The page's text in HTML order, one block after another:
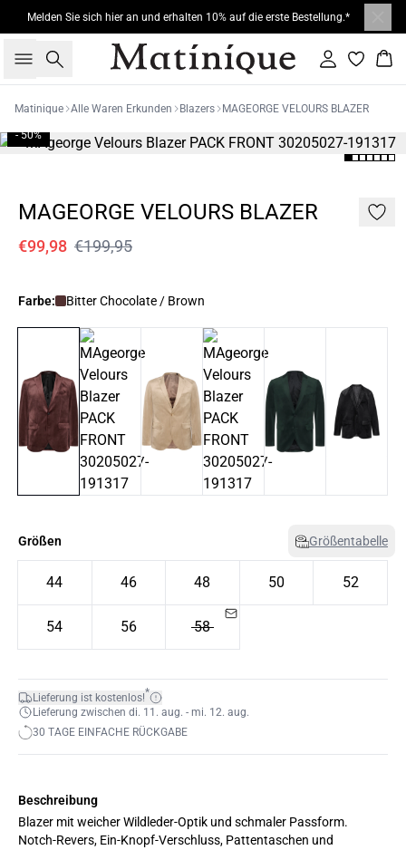
Melden Sie sich hier an und erhalten 10% auf die erste Bestellung.*
Suche Einloggen
Matinique Alle Waren Erkunden Blazers MAGEORGE VELOURS BLAZER
- 50%
MAGEORGE VELOURS BLAZER
€99,98 €199,95
Farbe: Bitter Chocolate / Brown
Größen Größentabelle
44 46 48 50 52
54 56 58
Lieferung ist kostenlos!*
Lieferung zwischen di. 11. aug. - mi. 12. aug.
30 TAGE EINFACHE RÜCKGABE
Beschreibung
Blazer mit weicher Wildleder-Optik und schmaler Passform.
Notch-Revers, Ein-Knopf-Verschluss, Pattentaschen und